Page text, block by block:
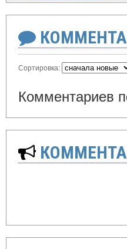
Сортировка:
Комментариев